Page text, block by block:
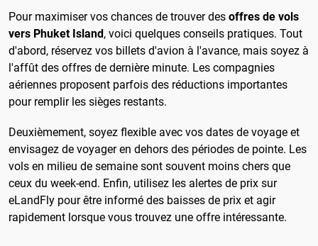
Pour maximiser vos chances de trouver des offres de vols
vers Phuket Island, voici quelques conseils pratiques. Tout
d'abord, réservez vos billets d'avion à l'avance, mais soyez à
l'affût des offres de dernière minute. Les compagnies
aériennes proposent parfois des réductions importantes
pour remplir les sièges restants.
Deuxièmement, soyez flexible avec vos dates de voyage et
envisagez de voyager en dehors des périodes de pointe. Les
vols en milieu de semaine sont souvent moins chers que
ceux du week-end. Enfin, utilisez les alertes de prix sur
eLandFly pour être informé des baisses de prix et agir
rapidement lorsque vous trouvez une offre intéressante.